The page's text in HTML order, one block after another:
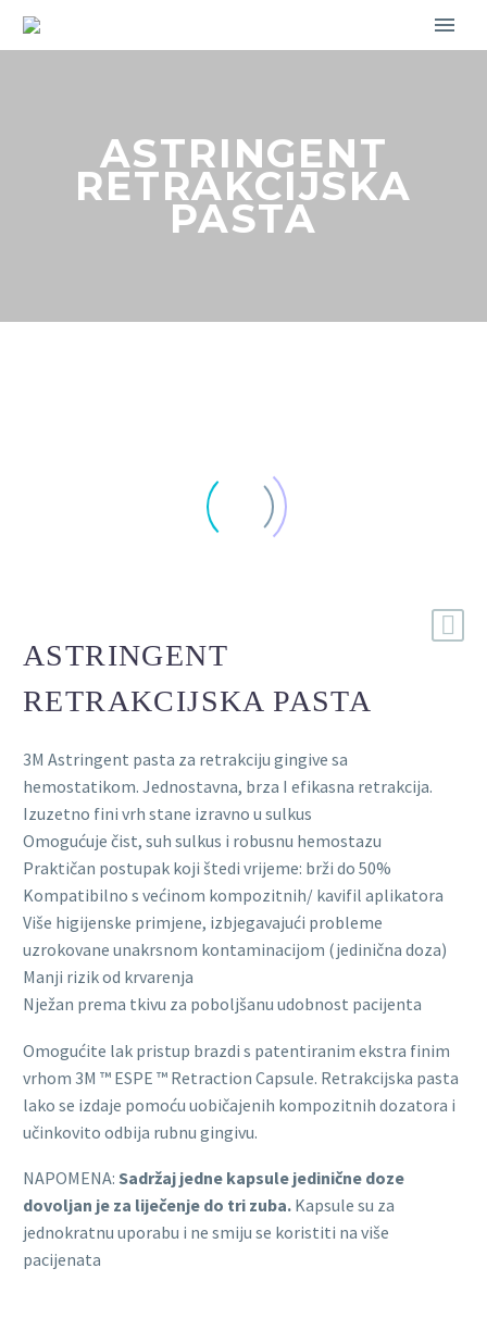
ASTRINGENT
RETRAKCIJSKA
PASTA
ASTRINGENT
RETRAKCIJSKA PASTA
3M Astringent pasta za retrakciju gingive sa
hemostatikom. Jednostavna, brza I efikasna retrakcija.
Izuzetno fini vrh stane izravno u sulkus
Omogućuje čist, suh sulkus i robusnu hemostazu
Praktičan postupak koji štedi vrijeme: brži do 50%
Kompatibilno s većinom kompozitnih/ kavifil aplikatora
Više higijenske primjene, izbjegavajući probleme
uzrokovane unakrsnom kontaminacijom (jedinična doza)
Manji rizik od krvarenja
Nježan prema tkivu za poboljšanu udobnost pacijenta
Omogućite lak pristup brazdi s patentiranim ekstra finim
vrhom 3M ™ ESPE ™ Retraction Capsule. Retrakcijska pasta
lako se izdaje pomoću uobičajenih kompozitnih dozatora i
učinkovito odbija rubnu gingivu.
NAPOMENA: Sadržaj jedne kapsule jedinične doze
dovoljan je za liječenje do tri zuba. Kapsule su za
jednokratnu uporabu i ne smiju se koristiti na više
pacijenata